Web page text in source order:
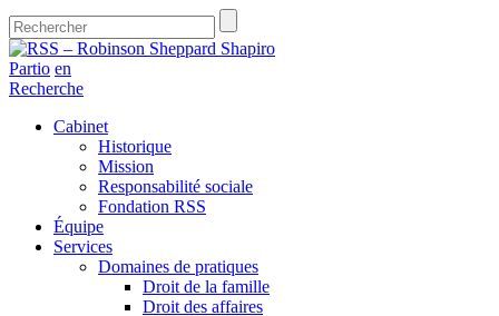
Partio en
Recherche
Cabinet
Historique
Mission
Responsabilité sociale
Fondation RSS
Équipe
Services
Domaines de pratiques
Droit de la famille
Droit des affaires